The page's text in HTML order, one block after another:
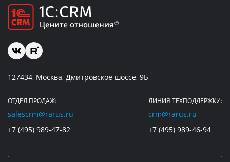
127434, Москва, Дмитровское шоссе, 9Б
ОТДЕЛ ПРОДАЖ:
salescrm@rarus.ru
+7 (495) 989-47-82
ЛИНИЯ ТЕХПОДДЕРЖКИ:
crm@rarus.ru
+7 (495) 989-46-94